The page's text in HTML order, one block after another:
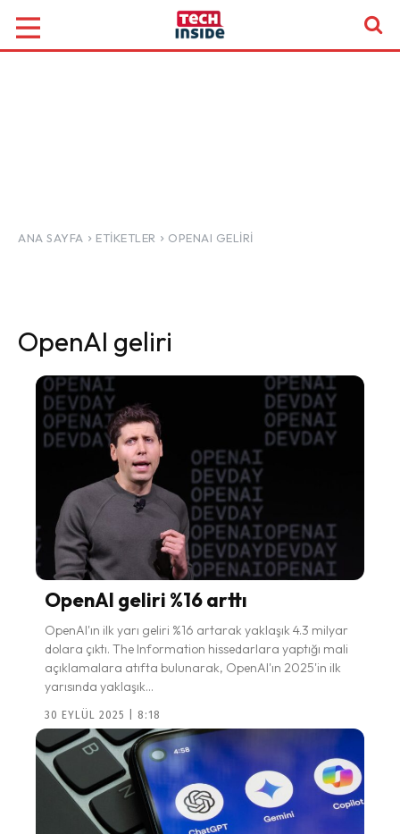
ANA SAYFA ETIKETLER OPENAI GELIRI
OpenAI geliri
OpenAI geliri %16 arttı
OpenAI'ın ilk yarı geliri %16 artarak yaklaşık 4.3 milyar
dolara çıktı. The Information hissedarlara yaptığı mali
açıklamalara atıfta bulunarak, OpenAI'ın 2025'in ilk
yarısında yaklaşık...
30 EYLÜL 2025 | 8:18